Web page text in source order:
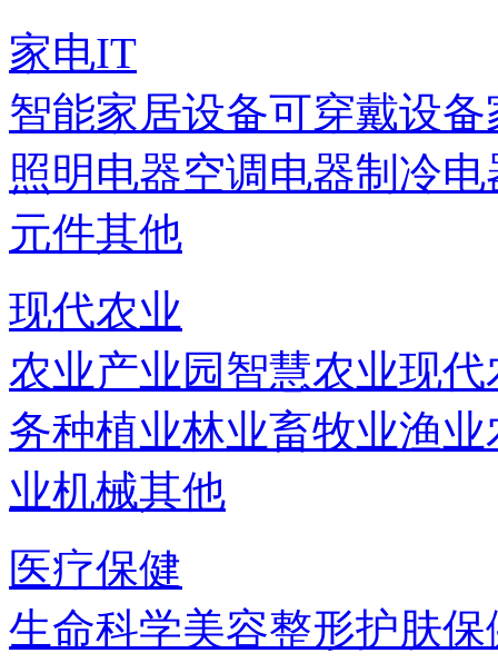
家电IT
智能家居设备可穿戴设备
照明电器空调电器制冷电
元件其他
现代农业
农业产业园智慧农业现代
务种植业林业畜牧业渔业
业机械其他
医疗保健
生命科学美容整形护肤保